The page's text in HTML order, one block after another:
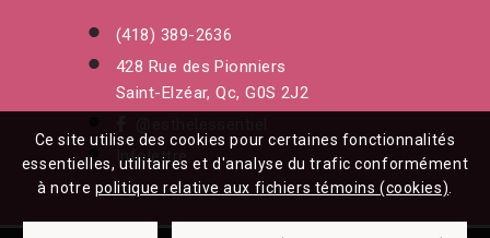
Ce site utilise des cookies pour certaines fonctionnalités
essentielles, utilitaires et d'analyse du trafic conformément
à notre politique relative aux fichiers témoins (cookies)
(418) 389-2636
428 Rue des Pionniers
Saint-Elzéar, Qc, G0S 2J2
Infolettre